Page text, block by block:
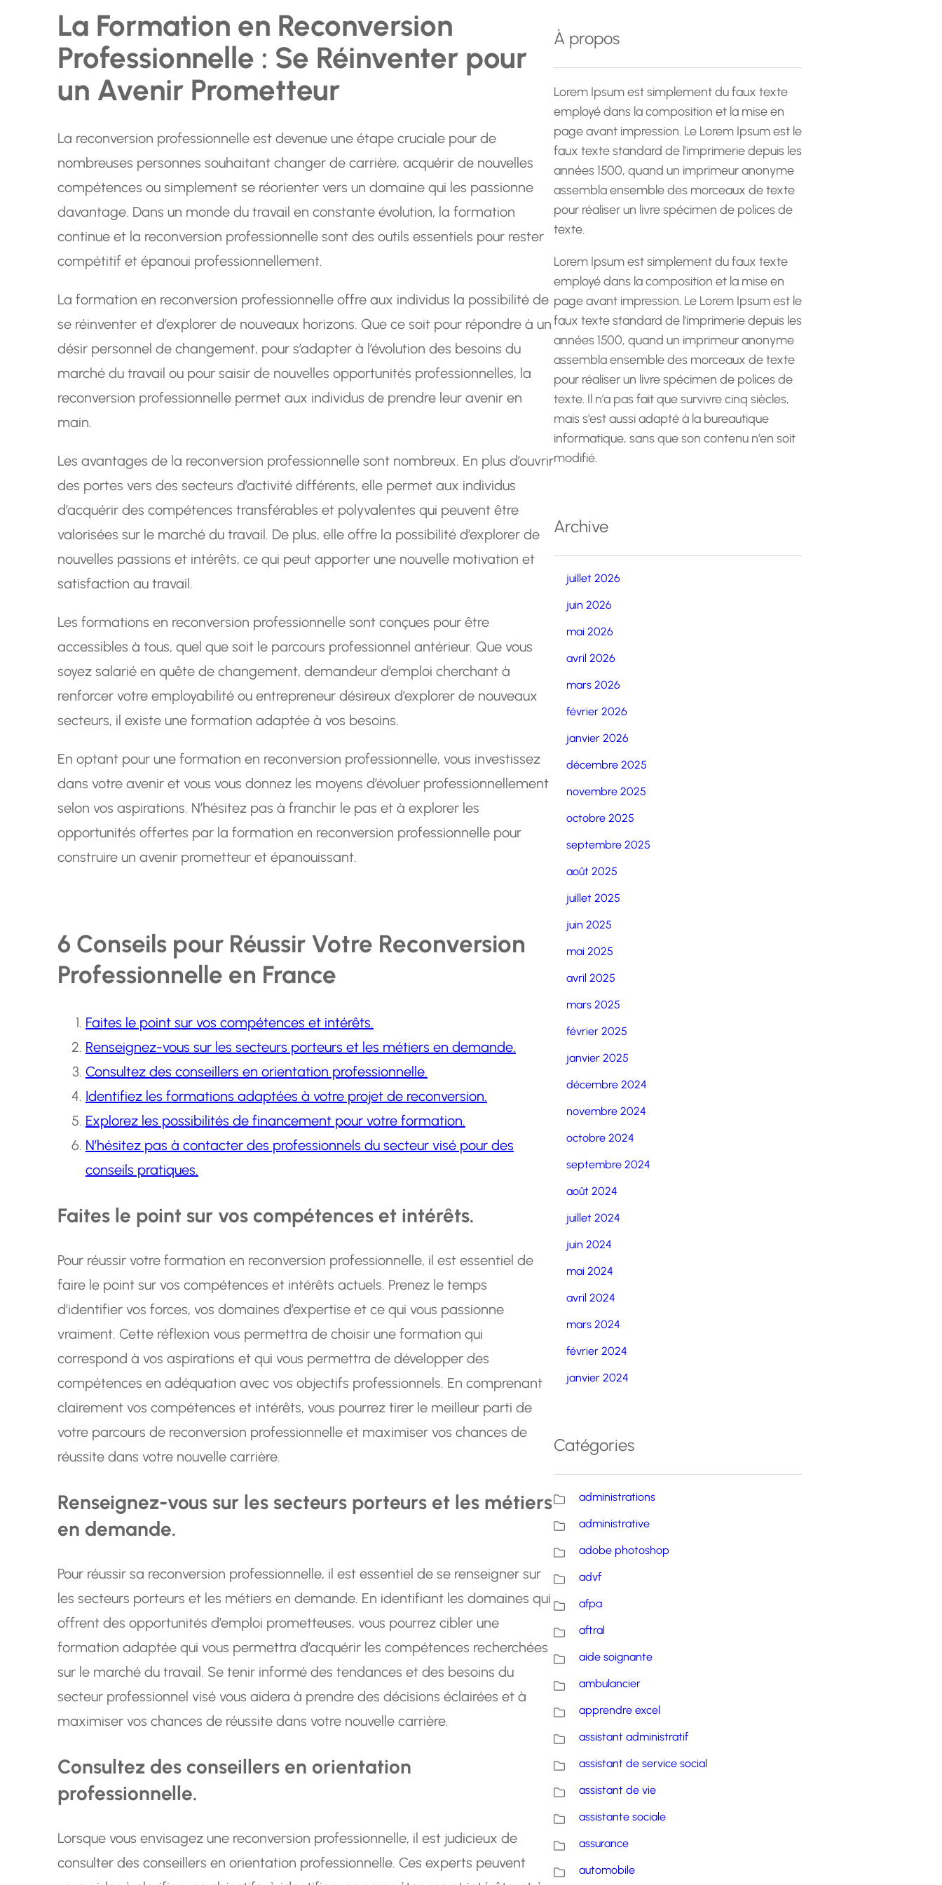
La Formation en Reconversion
Professionnelle : Se Réinventer pour
un Avenir Prometteur
La reconversion professionnelle est devenue une étape cruciale pour de
nombreuses personnes souhaitant changer de carrière, acquérir de nouvelles
compétences ou simplement se réorienter vers un domaine qui les passionne
davantage. Dans un monde du travail en constante évolution, la formation
continue et la reconversion professionnelle sont des outils essentiels pour rester
compétitif et épanoui professionnellement.
La formation en reconversion professionnelle offre aux individus la possibilité de
se réinventer et d’explorer de nouveaux horizons. Que ce soit pour répondre à un
désir personnel de changement, pour s’adapter à l’évolution des besoins du
marché du travail ou pour saisir de nouvelles opportunités professionnelles, la
reconversion professionnelle permet aux individus de prendre leur avenir en
main.
Les avantages de la reconversion professionnelle sont nombreux. En plus d’ouvrir
des portes vers des secteurs d’activité différents, elle permet aux individus
d’acquérir des compétences transférables et polyvalentes qui peuvent être
valorisées sur le marché du travail. De plus, elle offre la possibilité d’explorer de
nouvelles passions et intérêts, ce qui peut apporter une nouvelle motivation et
satisfaction au travail.
Les formations en reconversion professionnelle sont conçues pour être
accessibles à tous, quel que soit le parcours professionnel antérieur. Que vous
soyez salarié en quête de changement, demandeur d’emploi cherchant à
renforcer votre employabilité ou entrepreneur désireux d’explorer de nouveaux
secteurs, il existe une formation adaptée à vos besoins.
En optant pour une formation en reconversion professionnelle, vous investissez
dans votre avenir et vous vous donnez les moyens d’évoluer professionnellement
selon vos aspirations. N’hésitez pas à franchir le pas et à explorer les
opportunités offertes par la formation en reconversion professionnelle pour
construire un avenir prometteur et épanouissant.
6 Conseils pour Réussir Votre Reconversion
Professionnelle en France
Faites le point sur vos compétences et intérêts.
Renseignez-vous sur les secteurs porteurs et les métiers en demande.
Consultez des conseillers en orientation professionnelle.
Identifiez les formations adaptées à votre projet de reconversion.
Explorez les possibilités de financement pour votre formation.
N’hésitez pas à contacter des professionnels du secteur visé pour des
conseils pratiques.
Faites le point sur vos compétences et intérêts.
Pour réussir votre formation en reconversion professionnelle, il est essentiel de
faire le point sur vos compétences et intérêts actuels. Prenez le temps
d’identifier vos forces, vos domaines d’expertise et ce qui vous passionne
vraiment. Cette réflexion vous permettra de choisir une formation qui
correspond à vos aspirations et qui vous permettra de développer des
compétences en adéquation avec vos objectifs professionnels. En comprenant
clairement vos compétences et intérêts, vous pourrez tirer le meilleur parti de
votre parcours de reconversion professionnelle et maximiser vos chances de
réussite dans votre nouvelle carrière.
Renseignez-vous sur les secteurs porteurs et les métiers
en demande.
Pour réussir sa reconversion professionnelle, il est essentiel de se renseigner sur
les secteurs porteurs et les métiers en demande. En identifiant les domaines qui
offrent des opportunités d’emploi prometteuses, vous pourrez cibler une
formation adaptée qui vous permettra d’acquérir les compétences recherchées
sur le marché du travail. Se tenir informé des tendances et des besoins du
secteur professionnel visé vous aidera à prendre des décisions éclairées et à
maximiser vos chances de réussite dans votre nouvelle carrière.
Consultez des conseillers en orientation
professionnelle.
Lorsque vous envisagez une reconversion professionnelle, il est judicieux de
consulter des conseillers en orientation professionnelle. Ces experts peuvent
r
c
h
e
À propos
Lorem Ipsum est simplement du faux texte
employé dans la composition et la mise en
page avant impression. Le Lorem Ipsum est le
faux texte standard de l'imprimerie depuis les
années 1500, quand un imprimeur anonyme
assembla ensemble des morceaux de texte
pour réaliser un livre spécimen de polices de
texte.
Lorem Ipsum est simplement du faux texte
employé dans la composition et la mise en
page avant impression. Le Lorem Ipsum est le
faux texte standard de l'imprimerie depuis les
années 1500, quand un imprimeur anonyme
assembla ensemble des morceaux de texte
pour réaliser un livre spécimen de polices de
texte. Il n'a pas fait que survivre cinq siècles,
mais s'est aussi adapté à la bureautique
informatique, sans que son contenu n'en soit
modifié.
Archive
juillet 2026
juin 2026
mai 2026
avril 2026
mars 2026
février 2026
janvier 2026
décembre 2025
novembre 2025
octobre 2025
septembre 2025
août 2025
juillet 2025
juin 2025
mai 2025
avril 2025
mars 2025
février 2025
janvier 2025
décembre 2024
novembre 2024
octobre 2024
septembre 2024
août 2024
juillet 2024
juin 2024
mai 2024
avril 2024
mars 2024
février 2024
janvier 2024
Catégories
administrations
administrative
adobe photoshop
advf
afpa
aftral
aide soignante
ambulancier
apprendre excel
assistant administratif
assistant de service social
assistant de vie
assistante sociale
assurance
automobile